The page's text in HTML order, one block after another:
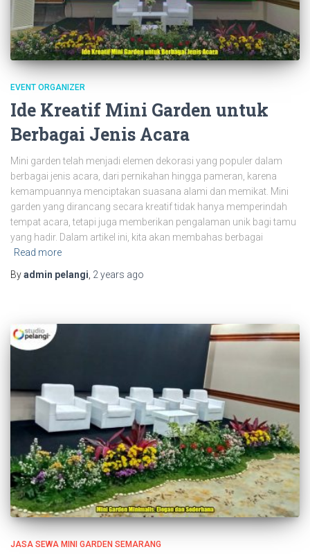
EVENT ORGANIZER
Ide Kreatif Mini Garden untuk
Berbagai Jenis Acara
Mini garden telah menjadi elemen dekorasi yang populer dalam
berbagai jenis acara, dari pernikahan hingga pameran, karena
kemampuannya menciptakan suasana alami dan memikat. Mini
garden yang dirancang secara kreatif tidak hanya memperindah
tempat acara, tetapi juga memberikan pengalaman unik bagi tamu
yang hadir. Dalam artikel ini, kita akan membahas berbagai
Read more
Byadmin pelangi, 2 years ago
JASA SEWA MINI GARDEN SEMARANG